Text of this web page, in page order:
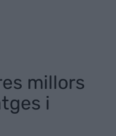
millors
i